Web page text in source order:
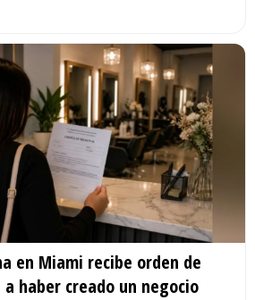
en Miami recibe orden de
haber creado un negocio